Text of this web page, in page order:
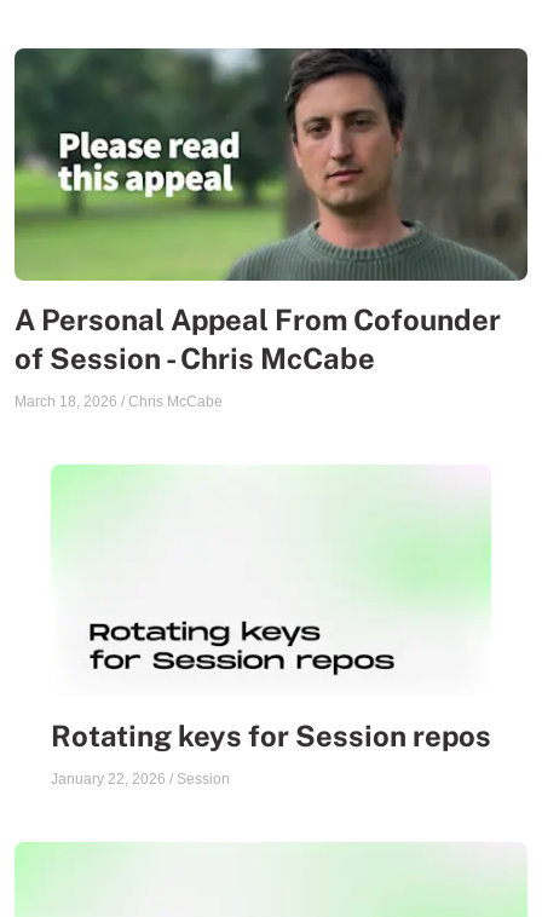
A Personal Appeal From Cofounder
of Session - Chris McCabe
March 18, 2026 / Chris McCabe
Rotating keys for Session repos
January 22, 2026 / Session